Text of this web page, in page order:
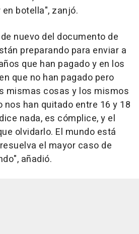
botella", zanjó.
nuevo del documento de
preparando para enviar a
que han pagado y en los
que no han pagado pero
mismas cosas y los mismos
nos han quitado entre 16 y 18
nada, es cómplice, y el
olvidarlo. El mundo está
el mayor caso de
añadió.